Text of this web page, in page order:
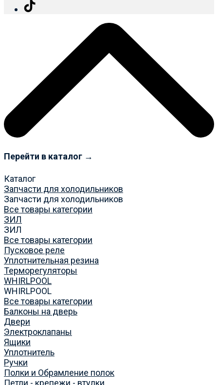
Перейти в каталог →
Каталог
Запчасти для холодильников
Запчасти для холодильников
Все товары категории
ЗИЛ
ЗИЛ
Все товары категории
Пусковое реле
Уплотнительная резина
Терморегуляторы
WHIRLPOOL
WHIRLPOOL
Все товары категории
Балконы на дверь
Двери
Электроклапаны
Ящики
Уплотнитель
Ручки
Полки и Обрамление полок
Петли - крепежи - втулки